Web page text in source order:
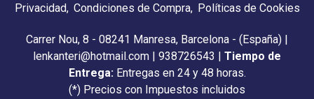
Privacidad Condiciones de Compra Políticas de Cookies
Carrer Nou, 8 - 08241 Manresa, Barcelona - (España) |
lenkanteri@hotmail.com | 938726543 | Tiempo de
Entrega: Entregas en 24 y 48 horas.
(*) Precios con Impuestos incluidos